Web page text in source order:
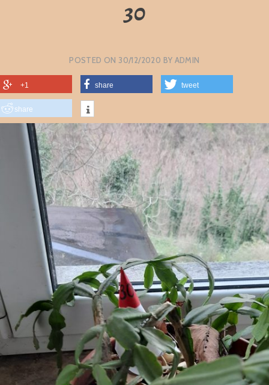
30
POSTED ON 30/12/2020 BY ADMIN
+1 share tweet
share